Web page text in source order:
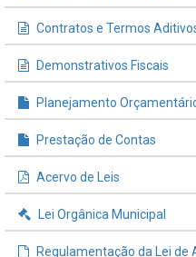
Contratos e Termos
Demonstrativos Fiscais
Planejamento
Prestação de Contas
Acervo de Leis
Lei Orgânica Municipal
Regulamentação da Lei de